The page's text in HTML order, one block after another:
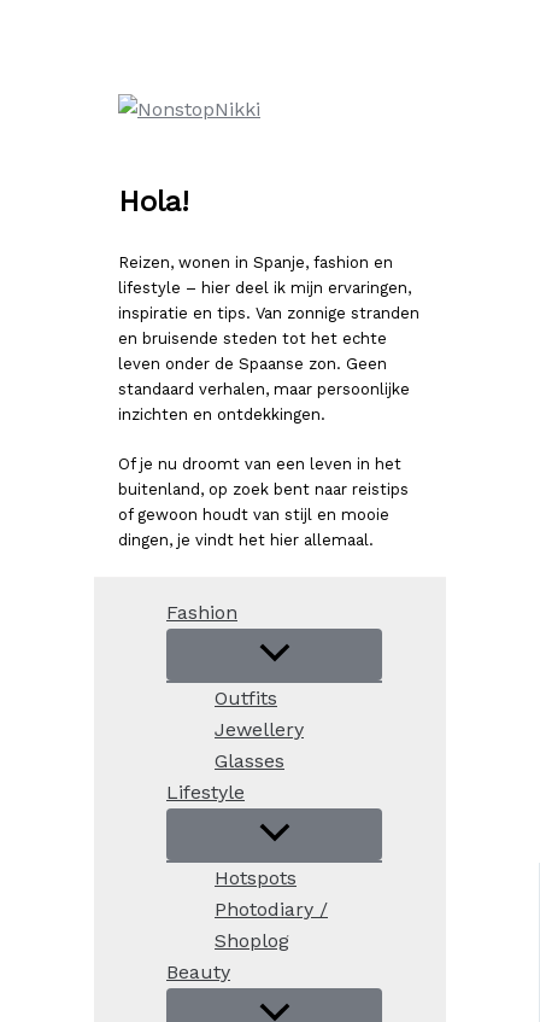
Hola!
Reizen, wonen in Spanje, fashion en
lifestyle – hier deel ik mijn ervaringen,
inspiratie en tips. Van zonnige stranden
en bruisende steden tot het echte
leven onder de Spaanse zon. Geen
standaard verhalen, maar persoonlijke
inzichten en ontdekkingen.
Of je nu droomt van een leven in het
buitenland, op zoek bent naar reistips
of gewoon houdt van stijl en mooie
dingen, je vindt het hier allemaal.
Fashion
Outfits
Jewellery
Glasses
Lifestyle
Hotspots
Photodiary /
Shoplog
Beauty